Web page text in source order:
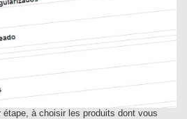
étape, à choisir les produits dont vous